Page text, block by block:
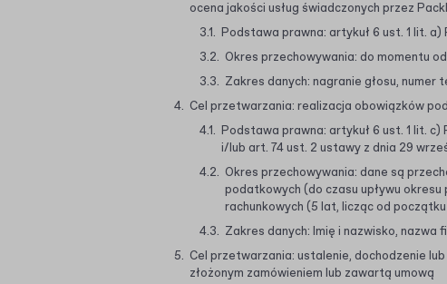
ocena jakości usług świadczonych przez
Podstawa prawna: artykuł 6 ust. 1 lit.
Okres przechowywania: do momentu
Zakres danych: nagranie głosu,
Cel przetwarzania: realizacja obowiązków
Podstawa prawna: artykuł 6 ust. 1 lit. c)
i/lub art. 74 ust. 2 ustawy z dnia 29
Okres przechowywania: dane są
podatkowych (do czasu upływu
rachunkowych (5 lat, licząc od
Zakres danych: Imię i nazwisko,
Cel przetwarzania: ustalenie, dochodzenie
złożonym zamówieniem lub zawartą umową